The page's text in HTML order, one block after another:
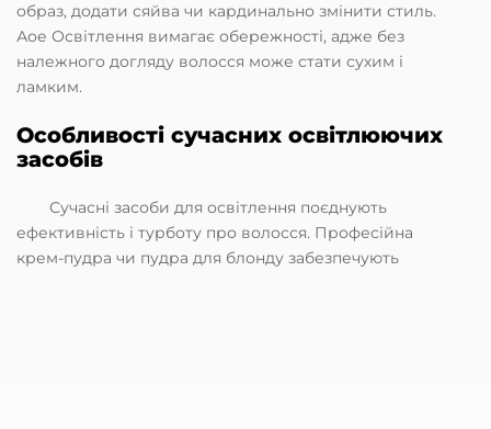
образ, додати сяйва чи кардинально змінити стиль.
Аое Освітлення вимагає обережності, адже без
належного догляду волосся може стати сухим і
ламким.
Особливості сучасних освітлюючих
засобів
Сучасні засоби для освітлення поєднують
ефективність і турботу про волосся. Професійна
крем-пудра чи пудра для блонду забезпечують